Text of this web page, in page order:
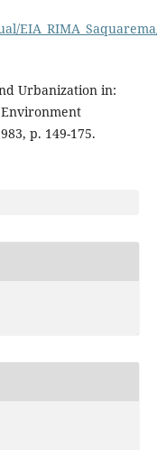
Urbanization in:
p. 149-175.